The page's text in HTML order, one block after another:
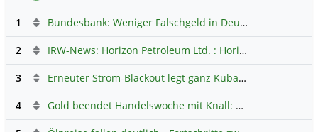
1
Bundesbank: Weniger Falschgeld in Deutschland
2 IRW-News: Horizon Petroleum Ltd. : Horizon Petroleum beginnt mit der Testförderung im Projekt Lachowice in Polen und schließt die Platzierung einer überzeichneten Wandelanleihe ab
3 Erneuter Strom-Blackout legt ganz Kuba lahm
4 Gold beendet Handelswoche mit Knall: Barrick Mining – Ist diese Aktie wieder ein Kauf?